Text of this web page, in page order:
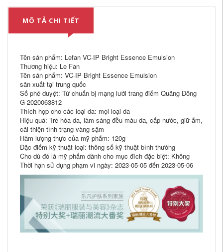
MÔ TẢ CHI TIẾT
Tên sản phẩm: Lefan VC-IP Bright Essence Emulsion
Thương hiệu: Le Fan
Tên sản phẩm: VC-IP Bright Essence Emulsion
sản xuất tại trung quốc
Số phê duyệt: Từ chuẩn bị mạng lưới trang điểm Quảng Đông
G 2020063812
Thích hợp cho các loại da: mọi loại da
Hiệu quả: Trẻ hóa da, làm sáng đều màu da, cấp nước, giữ ẩm,
cải thiện tình trạng vàng sậm
Hàm lượng thực của mỹ phẩm: 120g
Đặc điểm kỹ thuật loại: thông số kỹ thuật bình thường
Cho dù đó là mỹ phẩm dành cho mục đích đặc biệt: Không
Thời hạn sử dụng phạm vi ngày: 2023-05-05 đến 2023-05-06